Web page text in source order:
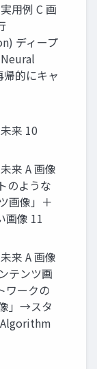
用例 C 画
ディープ
的にキャ
来 10
来 A 画像
のような
画像」＋
画像 11
来 A 画像
テンツ画
ワークの
」→スタ